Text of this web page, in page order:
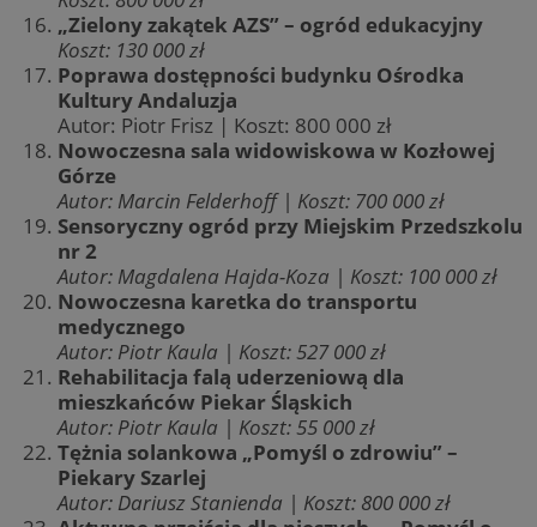
„Zielony zakątek AZS” – ogród edukacyjny
Koszt: 130 000 zł
Poprawa dostępności budynku Ośrodka
Kultury Andaluzja
Autor: Piotr Frisz | Koszt: 800 000 zł
Nowoczesna sala widowiskowa w Kozłowej
Górze
Autor: Marcin Felderhoff | Koszt: 700 000 zł
Sensoryczny ogród przy Miejskim Przedszkolu
nr 2
Autor: Magdalena Hajda-Koza | Koszt: 100 000 zł
Nowoczesna karetka do transportu
medycznego
Autor: Piotr Kaula | Koszt: 527 000 zł
Rehabilitacja falą uderzeniową dla
mieszkańców Piekar Śląskich
Autor: Piotr Kaula | Koszt: 55 000 zł
Tężnia solankowa „Pomyśl o zdrowiu” –
Piekary Szarlej
Autor: Dariusz Stanienda | Koszt: 800 000 zł